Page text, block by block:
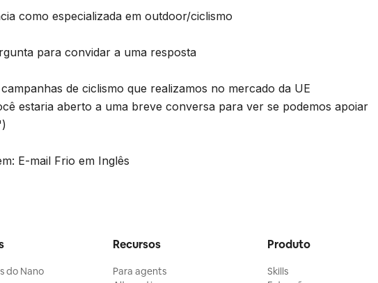
como especializada em outdoor/ciclismo
para convidar a uma resposta
de ciclismo que realizamos no mercado da UE
estaria aberto a uma breve conversa para ver se podemos apoiar
E-mail Frio em Inglês
do Nano
Recursos
Para agents
Produto
Skills